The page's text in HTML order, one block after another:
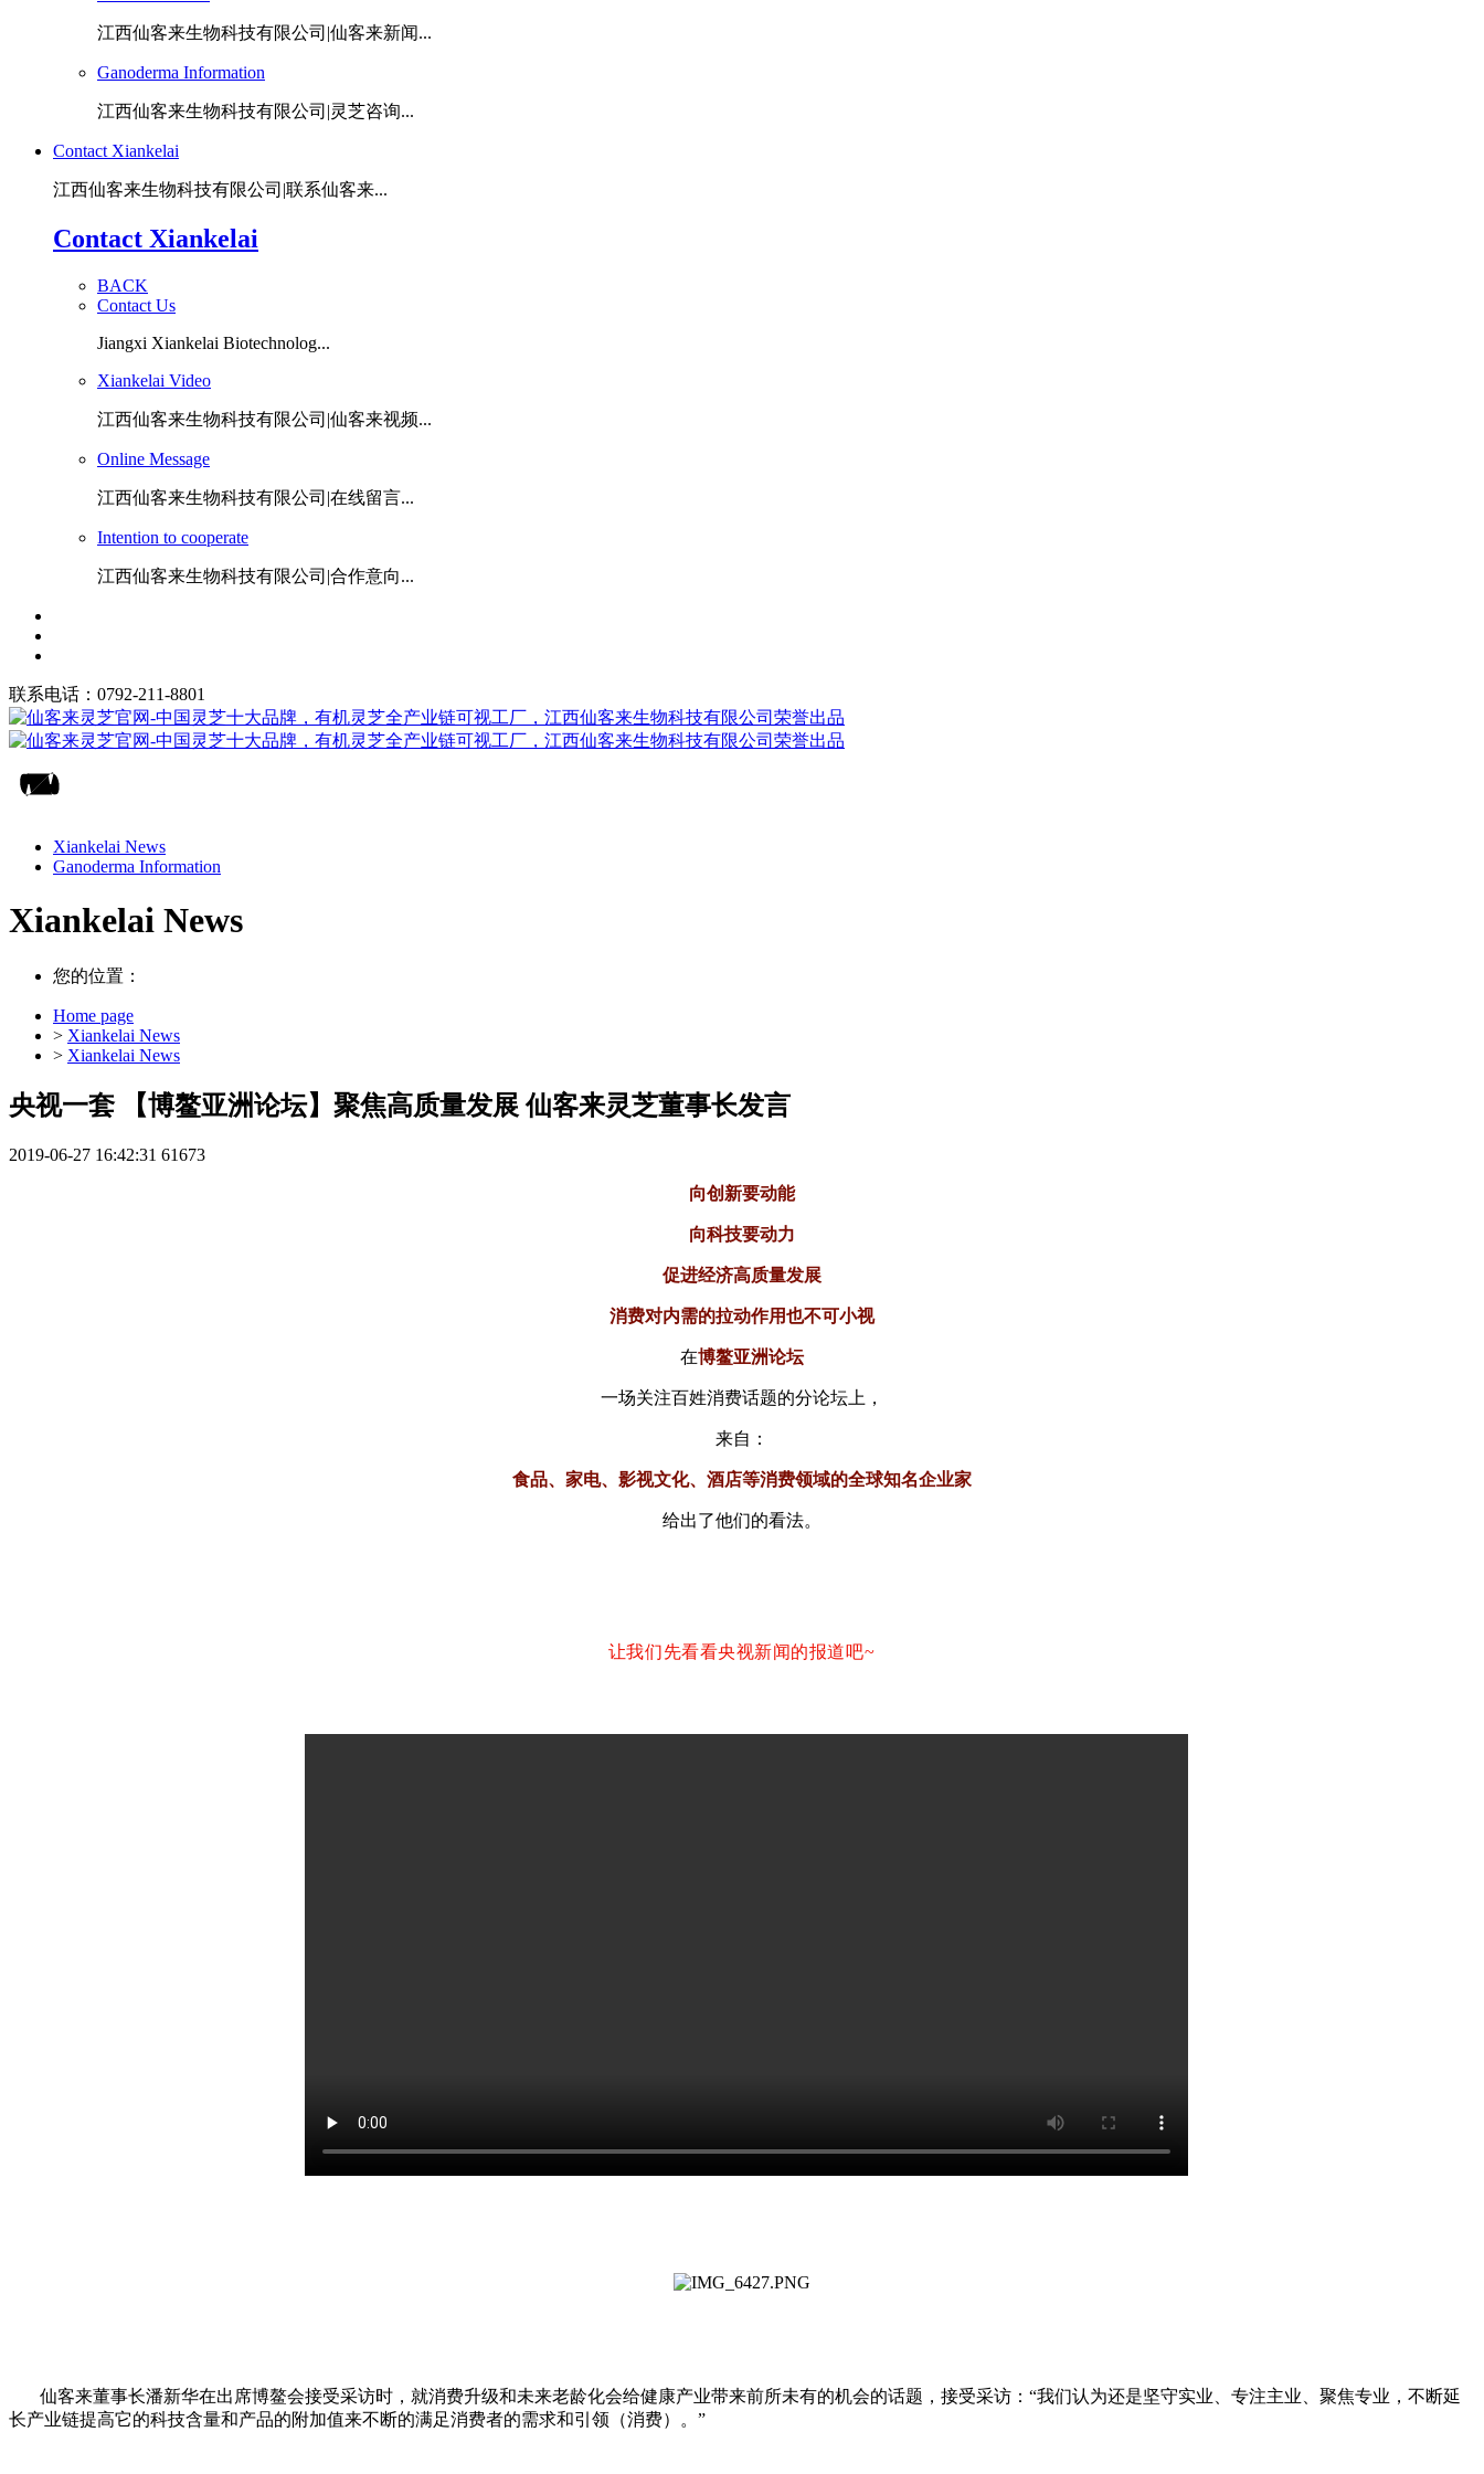
江西仙客来生物科技有限公司|仙客来新闻...
Ganoderma Information
江西仙客来生物科技有限公司|灵芝咨询...
Contact Xiankelai
江西仙客来生物科技有限公司|联系仙客来...
Contact Xiankelai
BACK
Contact Us
Jiangxi Xiankelai Biotechnolog...
Xiankelai Video
江西仙客来生物科技有限公司|仙客来视频...
Online Message
江西仙客来生物科技有限公司|在线留言...
Intention to cooperate
江西仙客来生物科技有限公司|合作意向...
联系电话：0792-211-8801
Xiankelai News
Ganoderma Information
Xiankelai News
您的位置：
Home page
> Xiankelai News
> Xiankelai News
央视一套 【博鳌亚洲论坛】聚焦高质量发展 仙客来灵芝董事长发言
2019-06-27 16:42:31 61673
向创新要动能
向科技要动力
促进经济高质量发展
消费对内需的拉动作用也不可小视
在博鳌亚洲论坛
一场关注百姓消费话题的分论坛上，
来自：
食品、家电、影视文化、酒店等消费领域的全球知名企业家
给出了他们的看法。
让我们先看看央视新闻的报道吧~
仙客来董事长潘新华在出席博鳌会接受采访时，就消费升级和未来老龄化会给健康产业带来前所未有的机会的话题，接受采访：“我们认为还是坚守实业、专注主业、聚焦专业，不断延
长产业链提高它的科技含量和产品的附加值来不断的满足消费者的需求和引领（消费）。”